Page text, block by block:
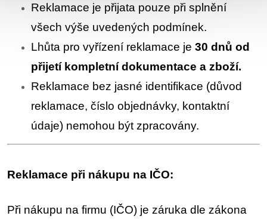
Reklamace je přijata pouze při splnění
všech výše uvedených podmínek.
Lhůta pro vyřízení reklamace je 30 dnů od
přijetí kompletní dokumentace a zboží.
Reklamace bez jasné identifikace (důvod
reklamace, číslo objednávky, kontaktní
údaje) nemohou být zpracovány.
Reklamace při nákupu na IČO:
Při nákupu na firmu (IČO) je záruka dle zákona